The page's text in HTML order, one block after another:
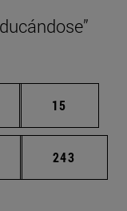
intermedias
Página
15
intermedias
Página
243